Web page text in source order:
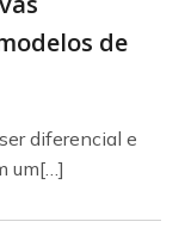
de
diferencial e
um[…]